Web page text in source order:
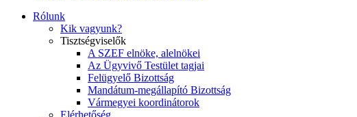
Rólunk
Kik vagyunk?
Tisztségviselők
A SZEF elnöke, alelnökei
Az Ügyvivő Testület tagjai
Felügyelő Bizottság
Mandátum-megállapító Bizottság
Vármegyei koordinátorok